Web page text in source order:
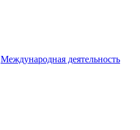
Международная деятельность